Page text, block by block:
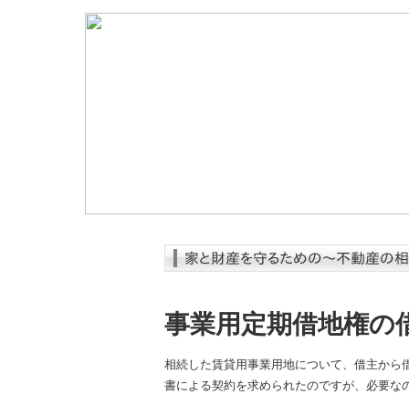
事業用定期借地権の
相続した賃貸用事業用地について、借主か
書による契約を求められたのですが、必要な